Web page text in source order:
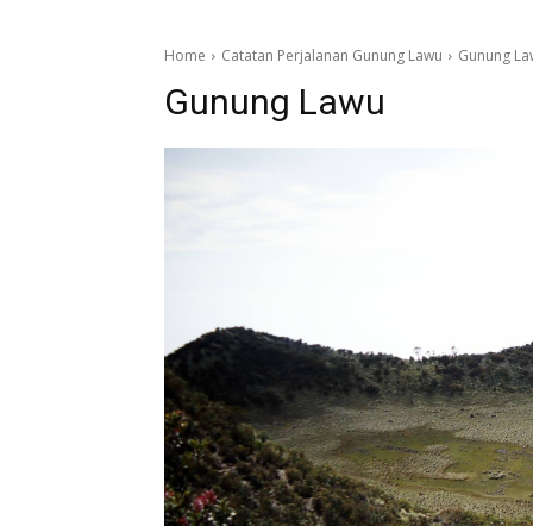
Home Catatan Perjalanan Gunung Lawu Gunung
Gunung Lawu